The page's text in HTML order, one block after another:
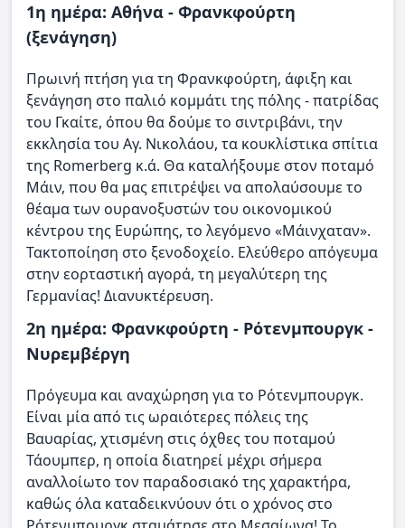
1η ημέρα: Αθήνα - Φρανκφούρτη
(ξενάγηση)
Πρωινή πτήση για τη Φρανκφούρτη, άφιξη και
ξενάγηση στο παλιό κομμάτι της πόλης - πατρίδας
του Γκαίτε, όπου θα δούμε το σιντριβάνι, την
εκκλησία του Αγ. Νικολάου, τα κουκλίστικα σπίτια
της Romerberg κ.ά. Θα καταλήξουμε στον ποταμό
Μάιν, που θα μας επιτρέψει να απολαύσουμε το
θέαμα των ουρανοξυστών του οικονομικού
κέντρου της Ευρώπης, το λεγόμενο «Μάινχαταν».
Τακτοποίηση στο ξενοδοχείο. Ελεύθερο απόγευμα
στην εορταστική αγορά, τη μεγαλύτερη της
Γερμανίας! Διανυκτέρευση.
2η ημέρα: Φρανκφούρτη - Ρότενμπουργκ -
Νυρεμβέργη
Πρόγευμα και αναχώρηση για το Ρότενμπουργκ.
Είναι μία από τις ωραιότερες πόλεις της
Βαυαρίας, χτισμένη στις όχθες του ποταμού
Τάουμπερ, η οποία διατηρεί μέχρι σήμερα
αναλλοίωτο τον παραδοσιακό της χαρακτήρα,
καθώς όλα καταδεικνύουν ότι ο χρόνος στο